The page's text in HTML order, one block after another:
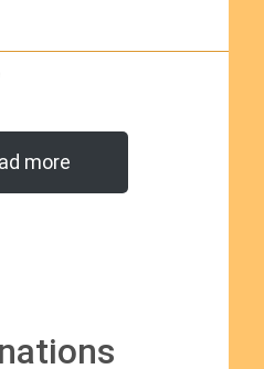
more